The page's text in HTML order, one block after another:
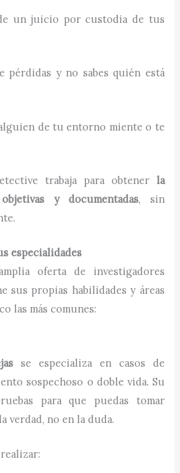
un juicio por custodia de tus
pérdidas y no sabes quién está
de tu entorno miente o te
trabaja para obtener la
y documentadas, sin
especialidades
oferta de investigadores
sus propias habilidades y áreas
las más comunes:
se especializa en casos de
sospechoso o doble vida. Su
para que puedas tomar
verdad, no en la duda.